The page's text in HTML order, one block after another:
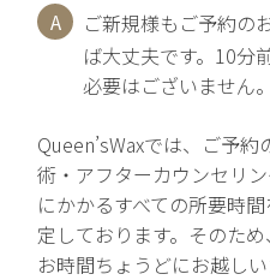
ご新規様もご予約の
ば大丈夫です。10分
必要はございません。
Queen’sWaxでは、ご予
術・アフターカウンセリ
にかかるすべての所要時
定しております。そのた
お時間ちょうどにお越し